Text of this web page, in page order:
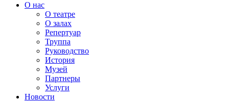
О нас
О театре
О залах
Репертуар
Труппа
Руководство
История
Музей
Партнеры
Услуги
Новости